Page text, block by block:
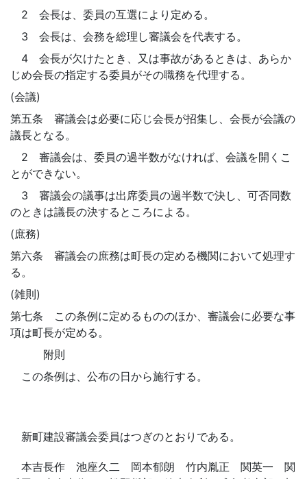
2 会長は、委員の互選により定める。
3 会長は、会務を総理し審議会を代表する。
4 会長が欠けたとき、又は事故があるときは、あらか
じめ会長の指定する委員がその職務を代理する。
(会議)
第五条 審議会は必要に応じ会長が招集し、会長が会議の
議長となる。
2 審議会は、委員の過半数がなければ、会議を開くこ
とができない。
3 審議会の議事は出席委員の過半数で決し、可否同数
のときは議長の決するところによる。
(庶務)
第六条 審議会の庶務は町長の定める機関において処理す
る。
(雑則)
第七条 この条例に定めるもののほか、審議会に必要な事
項は町長が定める。
附則
この条例は、公布の日から施行する。
新町建設審議会委員はつぎのとおりである。
本吉長作 池座久二 岡本郁朗 竹内胤正 関英一 関